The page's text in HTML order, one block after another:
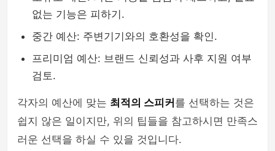
없는 기능은 피하기.
중간 예산: 주변기기와의 호환성을 확인.
프리미엄 예산: 브랜드 신뢰성과 사후 지원 여부
검토.
각자의 예산에 맞는 최적의 스피커 를 선택하는 것은
쉽지 않은 일이지만, 위의 팁들을 참고하시면 만족스
러운 선택을 하실 수 있을 것입니다.